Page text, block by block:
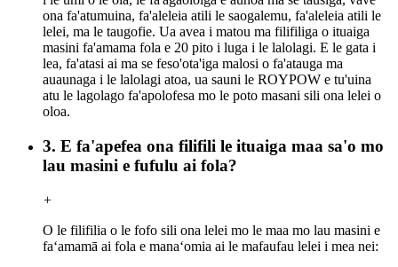
ona fa'atumuina, fa'aleleia atili le saogalemu, fa'aleleia atili le
lelei, ma le taugofie. Ua avea i matou ma filifiliga o ituaiga
masini fa'amama fola e 20 pito i luga i le lalolagi. E le gata i
lea, fa'atasi ai ma se feso'ota'iga malosi o fa'atauga ma
auaunaga i le lalolagi atoa, ua sauni le ROYPOW e tu'uina
atu le lagolago fa'apolofesa mo le poto masani sili ona lelei o
oloa.
3. E fa'apefea ona filifili le ituaiga maa sa'o mo
lau masini e fufulu ai fola?
+
O le filifilia o le fofo sili ona lelei mo le maa mo lau masini e
faʻamamā ai fola e manaʻomia ai le mafaufau lelei i mea nei: